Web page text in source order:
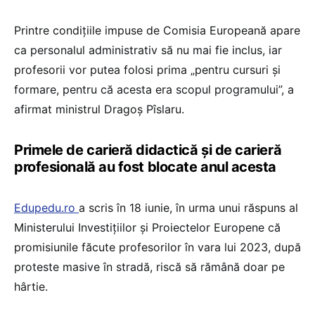
Printre condițiile impuse de Comisia Europeană apare
ca personalul administrativ să nu mai fie inclus, iar
profesorii vor putea folosi prima „pentru cursuri și
formare, pentru că acesta era scopul programului”, a
afirmat ministrul Dragoș Pîslaru.
Primele de carieră didactică și de carieră
profesională au fost blocate anul acesta
Edupedu.ro a scris în 18 iunie, în urma unui răspuns al
Ministerului Investițiilor și Proiectelor Europene că
promisiunile făcute profesorilor în vara lui 2023, după
proteste masive în stradă, riscă să rămână doar pe
hârtie.